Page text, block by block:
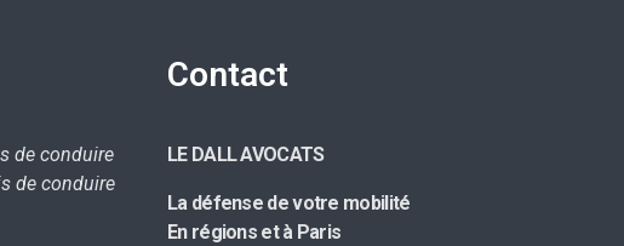
de conduire
de conduire
Contact
LE DALL AVOCATS
La défense de votre mobilité
En régions et à Paris